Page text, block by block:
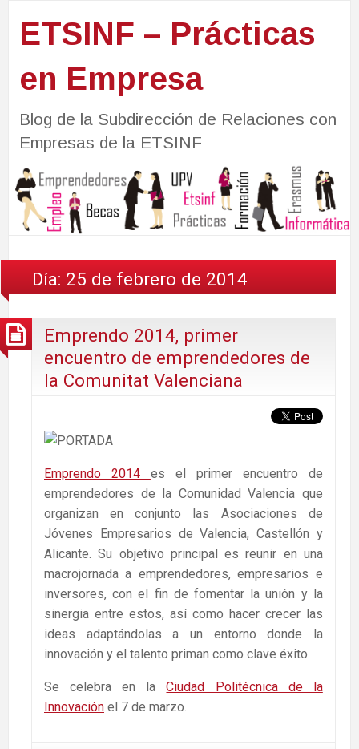
ETSINF – Prácticas
en Empresa
Blog de la Subdirección de Relaciones con
Empresas de la ETSINF
Día: 25 de febrero de 2014
Emprendo 2014, primer
encuentro de emprendedores de
la Comunitat Valenciana
Emprendo 2014 es el primer encuentro de
emprendedores de la Comunidad Valencia que
organizan en conjunto las Asociaciones de
Jóvenes Empresarios de Valencia, Castellón y
Alicante. Su objetivo principal es reunir en una
macrojornada a emprendedores, empresarios e
inversores, con el fin de fomentar la unión y la
sinergia entre estos, así como hacer crecer las
ideas adaptándolas a un entorno donde la
innovación y el talento priman como clave éxito.
Se celebra en laCiudad Politécnica de la
Innovación el 7 de marzo.